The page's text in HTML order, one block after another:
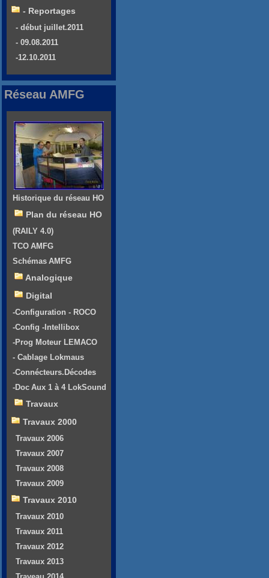
- Reportages
- début juillet.2011
- 09.08.2011
-12.10.2011
Réseau AMFG
Historique du réseau HO
Plan du réseau HO
(RAILY 4.0)
TCO AMFG
Schémas AMFG
Analogique
Digital
-Configuration - ROCO
-Config -Intellibox
-Prog Moteur LEMACO
- Cablage Lokmaus
-Connécteurs.Décodes
-Doc Aux 1 à 4 LokSound
Travaux
Travaux 2000
Travaux 2006
Travaux 2007
Travaux 2008
Travaux 2009
Travaux 2010
Travaux 2010
Travaux 2011
Travaux 2012
Travaux 2013